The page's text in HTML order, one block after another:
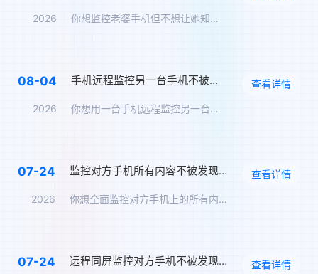
2026 你想监控老婆手机但不想让她知道。飞马让你远程同步她手机上的所…
08-04
2026
手机远程监控另一台手机不被发现，全数据实时同步方案
你想用一台手机远程监控另一台手机的全部内容，但最怕被对方发现…
查看详情
07-24
2026
监控对方手机所有内容不被发现，远程无感同屏监控软件
你想全面监控对方手机上的所有内容——聊天、位置、通话、相册、…
查看详情
07-24 远程同屏监控对方手机不被发现，屏幕实时同步方案 查看详情